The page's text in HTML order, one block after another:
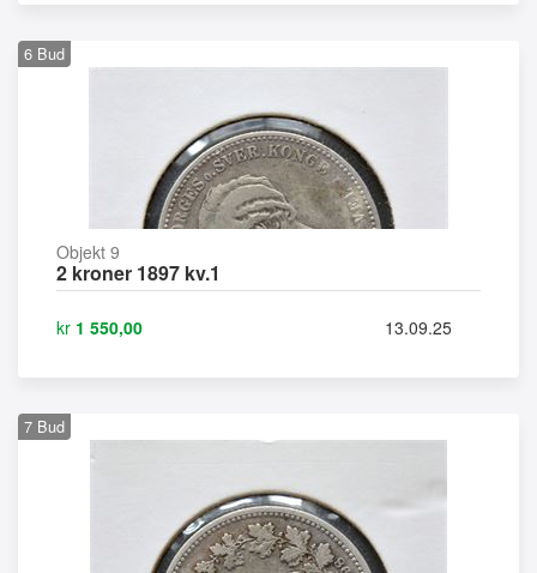
6 Bud
Objekt 9
2 kroner 1897 kv.1
kr 1 550,00 13.09.25
7 Bud